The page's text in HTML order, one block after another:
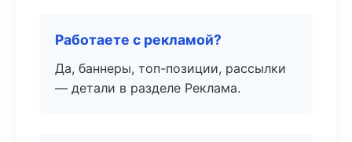
Работаете с рекламой?
Да, баннеры, топ-позиции, рассылки
— детали в разделе Реклама.